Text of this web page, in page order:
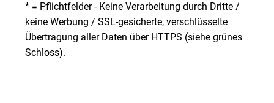
* = Pflichtfelder - Keine Verarbeitung durch Dritte /
keine Werbung / SSL-gesicherte, verschlüsselte
Übertragung aller Daten über HTTPS (siehe grünes
Schloss).